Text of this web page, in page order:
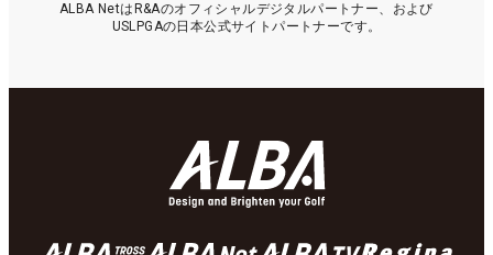
ALBA NetはR&Aのオフィシャルデジタルパートナー、および
USLPGAの日本公式サイトパートナーです。